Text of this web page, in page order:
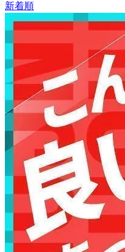
新着順